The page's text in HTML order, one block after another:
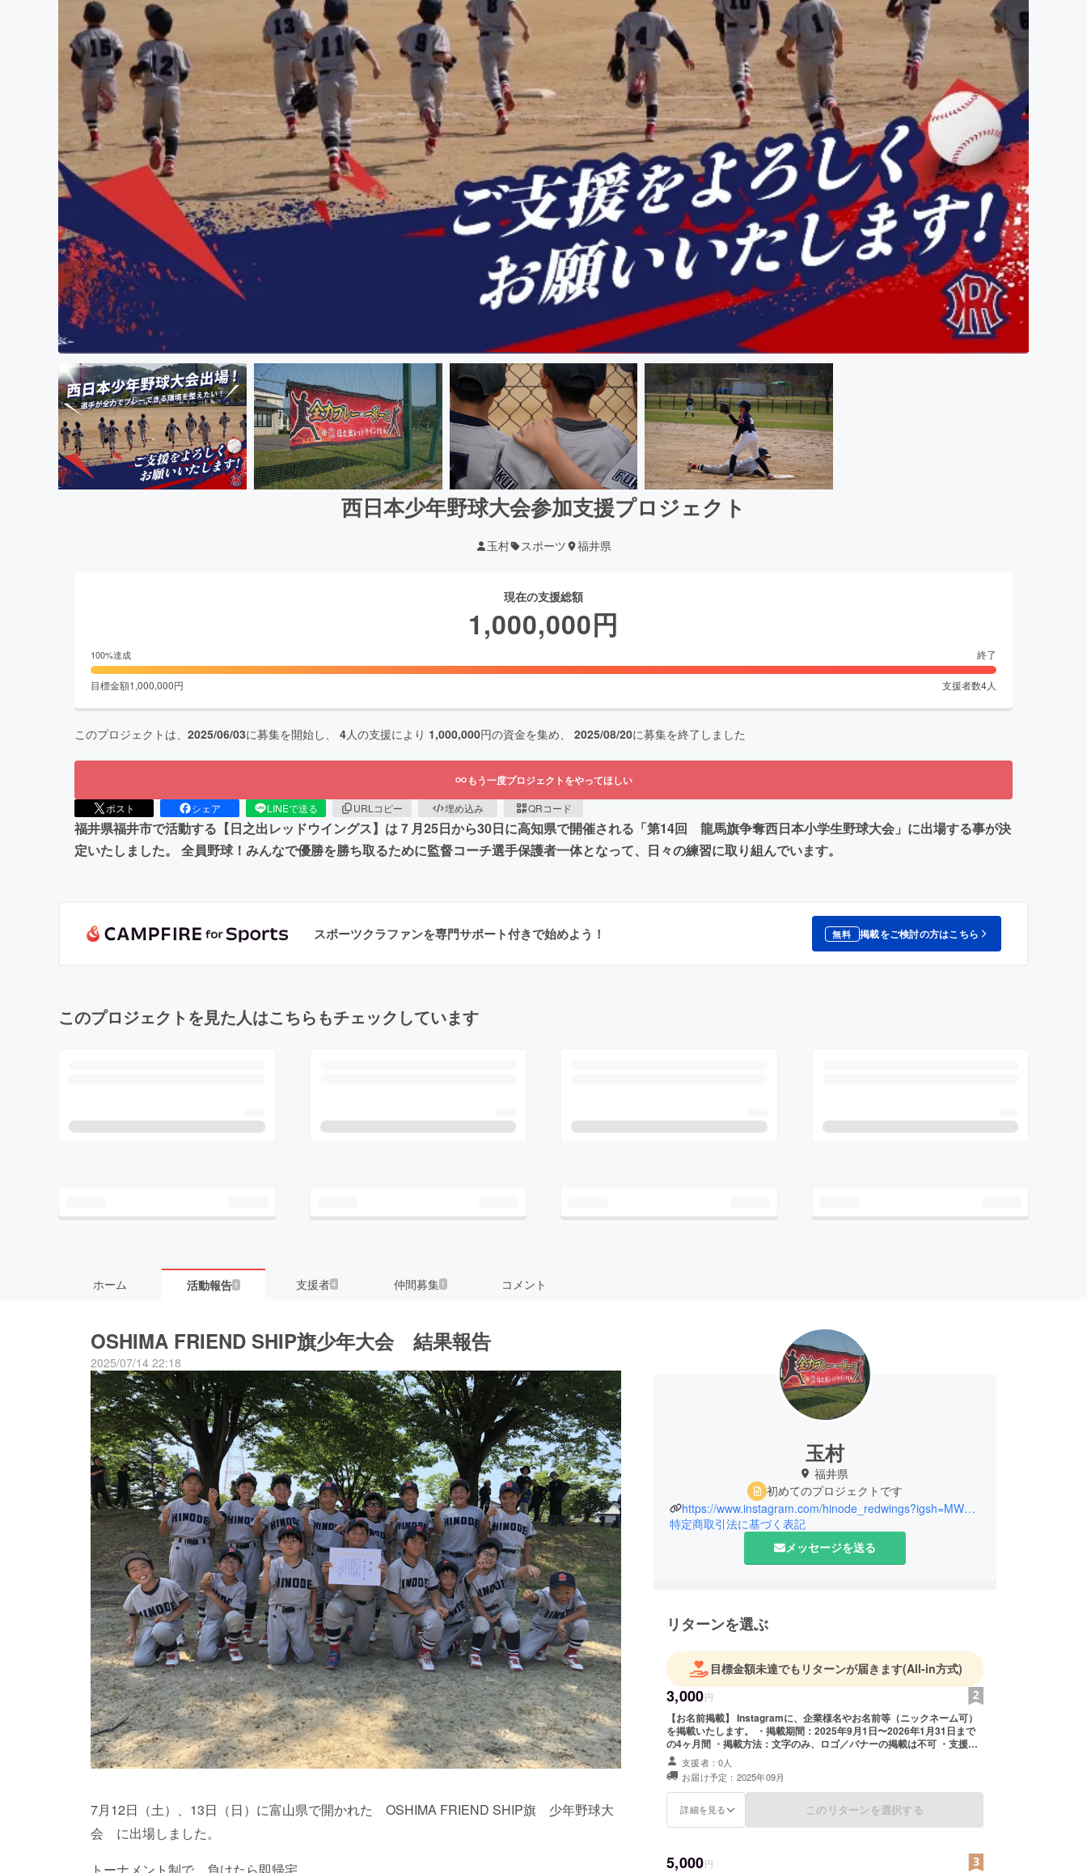
西日本少年野球大会参加支援プロジェクト
玉村 スポーツ 福井県
現在の支援総額
1,000,000円
100%達成 終了
目標金額1,000,000円 支援者数4人
このプロジェクトは、 2025/06/03に募集を開始し、 4人の支援により 1,000,000円の資金を集め、 2025/08/20に募集を終了しました
もう一度プロジェクトをやってほしい
ポスト シェア LINEで送る URLコピー 埋め込み QRコード
福井県福井市で活動する【日之出レッドウイングス】は７月25日から30日に高知県で開催される「第14回 龍馬旗争奪西日本小学生野球大会」に出場する事が決
定いたしました。 全員野球！みんなで優勝を勝ち取るために監督コーチ選手保護者一体となって、日々の練習に取り組んでいます。
スポーツクラファンを専門サポート付きで始めよう！ 無料 掲載をご検討の方はこちら
このプロジェクトを見た人はこちらもチェックしています
ホーム 活動報告 1 支援者4 仲間募集 1 コメント
OSHIMA FRIEND SHIP旗少年大会 結果報告
2025/07/14 22:18
7月12日（土）、13日（日）に富山県で開かれた OSHIMA FRIEND SHIP旗 少年野球大
会 に出場しました。
トーナメント制で、負けたら即帰宅。
玉村
福井県
初めてのプロジェクトです
https://www.instagram.com/hinode_redwings?igsh=MWxpaW5id3o5eDM1eg==
特定商取引法に基づく表記
メッセージを送る
リターンを選ぶ
目標金額未達でもリターンが届きます(All-in方式)
3,000円
【お名前掲載】 Instagramに、企業様名やお名前等（ニックネーム可）
を掲載いたします。 ・掲載期間：2025年9月1日〜2026年1月31日まで
の4ヶ月間 ・掲載方法：文字のみ、ロゴ／バナーの掲載は不可 ・支援
時、必ず備考欄に希望されるお名前をご記入ください。 ※このリターン
は、3000円、5000円、10000円と同じ内容です。
支援者：0人
お届け予定：2025年09月
詳細を見る このリターンを選択する
5,000円